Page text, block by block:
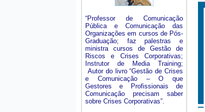
“Professor de Comunicação
Pública e Comunicação das
Organizações em cursos de Pós-
Graduação; faz palestras e
ministra cursos de Gestão de
Riscos e Crises Corporativas;
Instrutor de Media Training;
Autor do livro “Gestão de Crises
e Comunicação – O que
Gestores e Profissionais de
Comunicação precisam saber
sobre Crises Corporativas”.